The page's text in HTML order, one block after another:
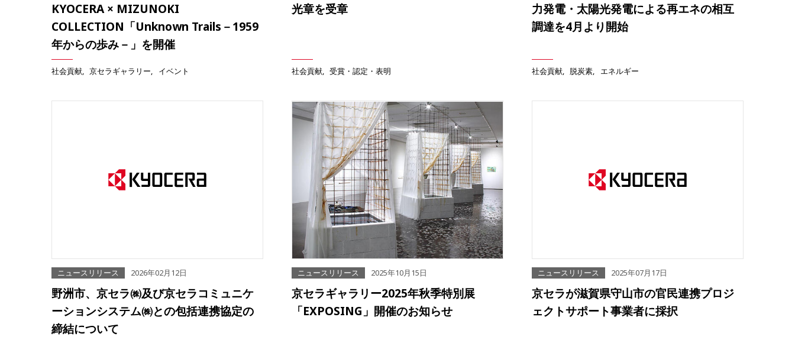
KYOCERA × MIZUNOKI
COLLECTION「Unknown Trails－1959
年からの歩み－」を開催
社会貢献 京セラギャラリー イベント
光章を受章
社会貢献 受賞・認定・表明
力発電・太陽光発電による再エネの相互
調達を4月より開始
社会貢献 脱炭素 エネルギー
ニュースリリース 2026年02月12日
野洲市、京セラ㈱及び京セラコミュニケ
ーションシステム㈱との包括連携協定の
締結について
ニュースリリース 2025年10月15日
京セラギャラリー2025年秋季特別展
「EXPOSING」開催のお知らせ
ニュースリリース 2025年07月17日
京セラが滋賀県守山市の官民連携プロジ
ェクトサポート事業者に採択